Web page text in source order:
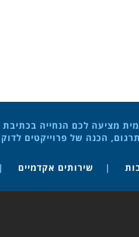
מציעה לכם הנחייה
הכנה של פרוייקטים
שירותים אקדמיים